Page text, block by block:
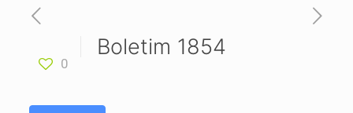
0
Boletim 1854